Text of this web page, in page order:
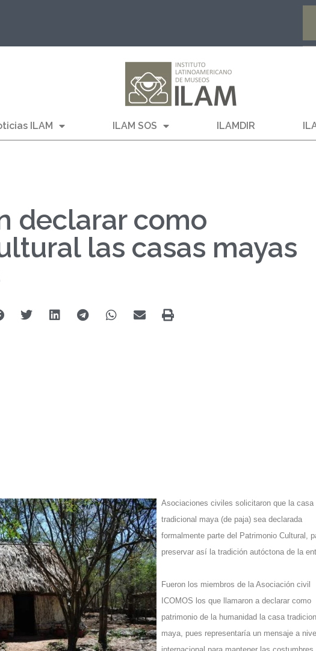
ILAM ILAM SOS ILAMDIR
declarar como
las casas mayas
Asociaciones civiles solicitaron que la casa
tradicional maya (de paja) sea declarada
formalmente parte del Patrimonio Cultural,
preservar así la tradición autóctona de la
Fueron los miembros de la Asociación civil
ICOMOS los que llamaron a declarar como
patrimonio de la humanidad la casa
maya, pues representaría un mensaje a